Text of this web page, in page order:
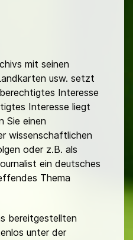
mit seinen
usw. setzt
Interesse
Interesse liegt
Sie einen
wissenschaftlichen
oder z.B. als
ein deutsches
Thema
bereitgestellten
unter der